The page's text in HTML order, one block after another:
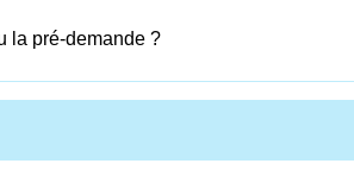
la pré-demande ?